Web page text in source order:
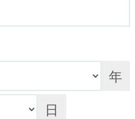
年
日